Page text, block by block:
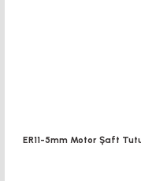
ER11-5mm Motor Şaft